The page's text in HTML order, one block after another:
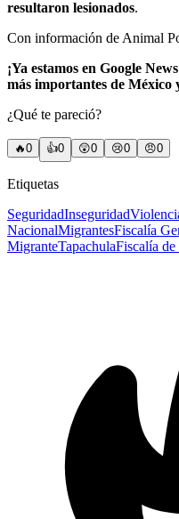
resultaron lesionados.
Con información de Animal
¡Ya estamos en Google
más importantes de México
¿Qué te pareció?
🔥0 👍0 😲0 😢0 😠0
Etiquetas
SeguridadInseguridad
NacionalMigrantesFiscalía
MigranteTapachulaFiscalía de